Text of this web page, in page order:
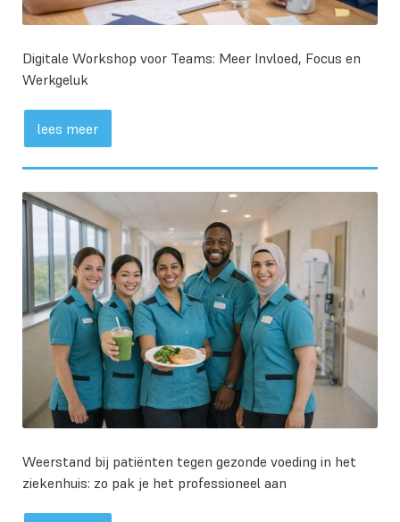
Digitale Workshop voor Teams: Meer Invloed, Focus en
Werkgeluk
lees meer
Weerstand bij patiënten tegen gezonde voeding in het
ziekenhuis: zo pak je het professioneel aan